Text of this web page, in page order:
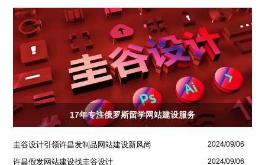
17年专注俄罗斯留学网站建设服务
圭谷设计引领许昌发制品网站建设新风尚 2024/09/06
许昌假发网站建设找圭谷设计 2024/09/06